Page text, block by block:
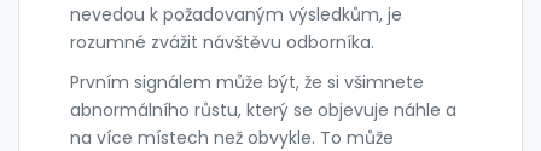
nevedou k požadovaným výsledkům, je
rozumné zvážit návštěvu odborníka.
Prvním signálem může být, že si všimnete
abnormálního růstu, který se objevuje náhle a
na více místech než obvykle. To může